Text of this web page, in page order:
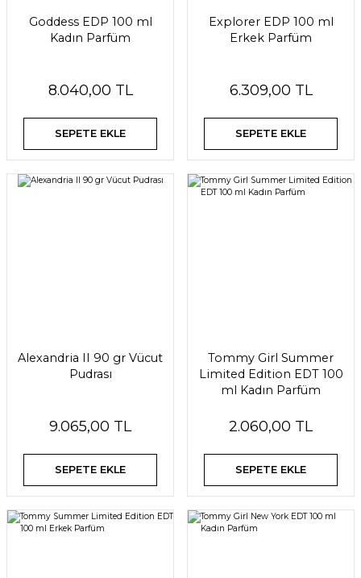
Goddess EDP 100 ml
Kadın Parfüm
8.040,00 TL
SEPETE EKLE
Explorer EDP 100 ml
Erkek Parfüm
6.309,00 TL
SEPETE EKLE
Alexandria II 90 gr Vücut
Pudrası
9.065,00 TL
SEPETE EKLE
Tommy Girl Summer
Limited Edition EDT 100
ml Kadın Parfüm
2.060,00 TL
SEPETE EKLE